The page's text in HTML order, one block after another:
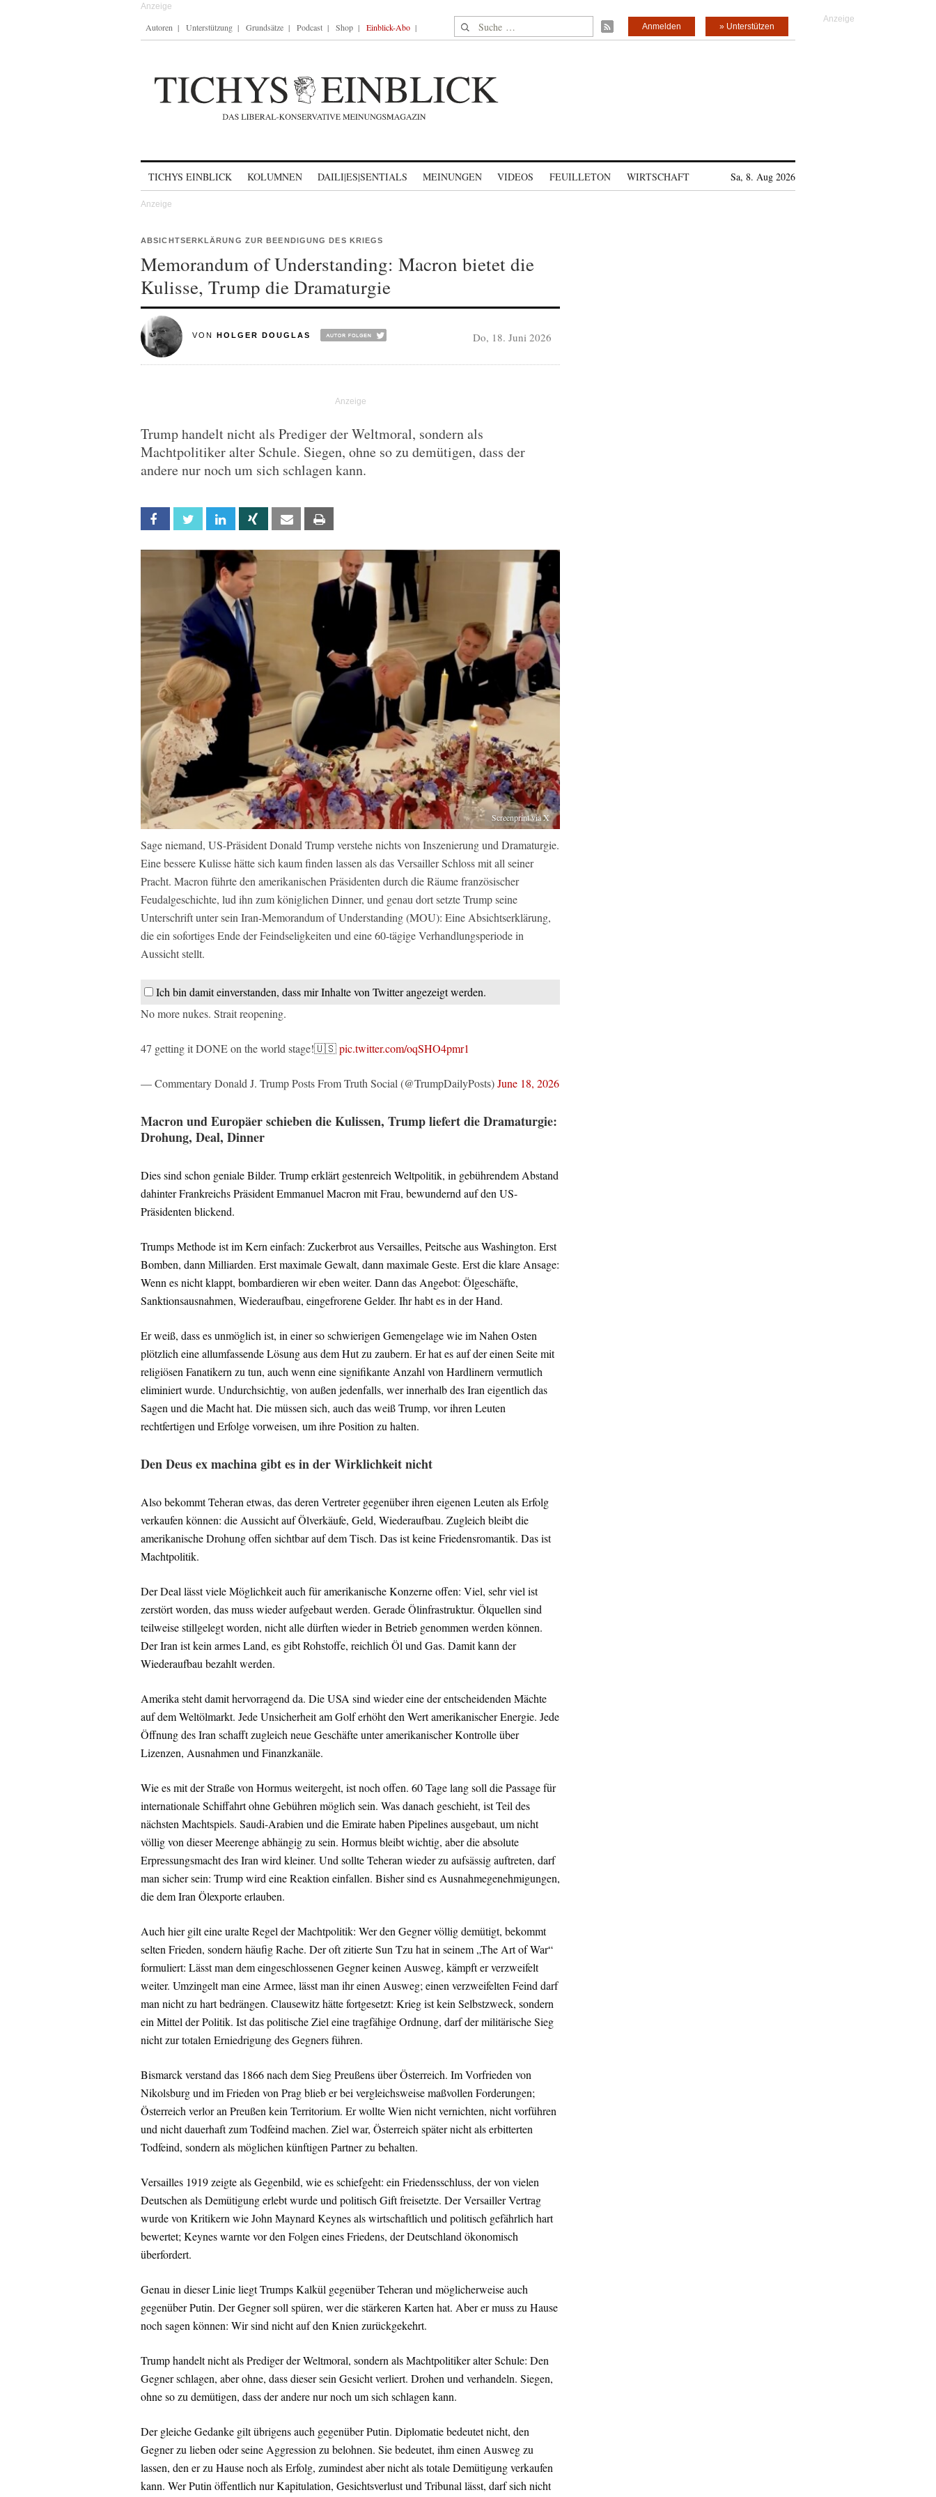
Autoren Unterstützung Grundsätze Podcast Shop Einblick-Abo Suche nach: » Unterstützen
Anmelden
TICHYS EINBLICK KOLUMNEN DAILI|ES|SENTIALS MEINUNGEN VIDEOS FEUILLETON WIRTSCHAFT Sa, 8. Aug 2026
ABSICHTSERKLÄRUNG ZUR BEENDIGUNG DES KRIEGS
Memorandum of Understanding: Macron bietet die
Kulisse, Trump die Dramaturgie
VON HOLGER DOUGLAS Do, 18. Juni 2026
Trump handelt nicht als Prediger der Weltmoral, sondern als
Machtpolitiker alter Schule. Siegen, ohne so zu demütigen, dass der
andere nur noch um sich schlagen kann.
Facebook Twitter Linkedin Xing Email
Screenprint via X
Sage niemand, US-Präsident Donald Trump verstehe nichts von Inszenierung und Dramaturgie.
Eine bessere Kulisse hätte sich kaum finden lassen als das Versailler Schloss mit all seiner
Pracht. Macron führte den amerikanischen Präsidenten durch die Räume französischer
Feudalgeschichte, lud ihn zum königlichen Dinner, und genau dort setzte Trump seine
Unterschrift unter sein Iran-Memorandum of Understanding (MOU): Eine Absichtserklärung,
die ein sofortiges Ende der Feindseligkeiten und eine 60-tägige Verhandlungsperiode in
Aussicht stellt.
Ich bin damit einverstanden, dass mir Inhalte von Twitter angezeigt werden.
No more nukes. Strait reopening.
47 getting it DONE on the world stage!🇺🇸pic.twitter.com/oqSHO4pmr1
— Commentary Donald J. Trump Posts From Truth Social (@TrumpDailyPosts)June 18, 2026
Macron und Europäer schieben die Kulissen, Trump liefert die Dramaturgie:
Drohung, Deal, Dinner
Dies sind schon geniale Bilder. Trump erklärt gestenreich Weltpolitik, in gebührendem Abstand
dahinter Frankreichs Präsident Emmanuel Macron mit Frau, bewundernd auf den US-
Präsidenten blickend.
Trumps Methode ist im Kern einfach: Zuckerbrot aus Versailles, Peitsche aus Washington. Erst
Bomben, dann Milliarden. Erst maximale Gewalt, dann maximale Geste. Erst die klare Ansage:
Wenn es nicht klappt, bombardieren wir eben weiter. Dann das Angebot: Ölgeschäfte,
Sanktionsausnahmen, Wiederaufbau, eingefrorene Gelder. Ihr habt es in der Hand.
Er weiß, dass es unmöglich ist, in einer so schwierigen Gemengelage wie im Nahen Osten
plötzlich eine allumfassende Lösung aus dem Hut zu zaubern. Er hat es auf der einen Seite mit
religiösen Fanatikern zu tun, auch wenn eine signifikante Anzahl von Hardlinern vermutlich
eliminiert wurde. Undurchsichtig, von außen jedenfalls, wer innerhalb des Iran eigentlich das
Sagen und die Macht hat. Die müssen sich, auch das weiß Trump, vor ihren Leuten
rechtfertigen und Erfolge vorweisen, um ihre Position zu halten.
Den Deus ex machina gibt es in der Wirklichkeit nicht
Also bekommt Teheran etwas, das deren Vertreter gegenüber ihren eigenen Leuten als Erfolg
verkaufen können: die Aussicht auf Ölverkäufe, Geld, Wiederaufbau. Zugleich bleibt die
amerikanische Drohung offen sichtbar auf dem Tisch. Das ist keine Friedensromantik. Das ist
Machtpolitik.
Der Deal lässt viele Möglichkeit auch für amerikanische Konzerne offen: Viel, sehr viel ist
zerstört worden, das muss wieder aufgebaut werden. Gerade Ölinfrastruktur. Ölquellen sind
teilweise stillgelegt worden, nicht alle dürften wieder in Betrieb genommen werden können.
Der Iran ist kein armes Land, es gibt Rohstoffe, reichlich Öl und Gas. Damit kann der
Wiederaufbau bezahlt werden.
Amerika steht damit hervorragend da. Die USA sind wieder eine der entscheidenden Mächte
auf dem Weltölmarkt. Jede Unsicherheit am Golf erhöht den Wert amerikanischer Energie. Jede
Öffnung des Iran schafft zugleich neue Geschäfte unter amerikanischer Kontrolle über
Lizenzen, Ausnahmen und Finanzkanäle.
Wie es mit der Straße von Hormus weitergeht, ist noch offen. 60 Tage lang soll die Passage für
internationale Schiffahrt ohne Gebühren möglich sein. Was danach geschieht, ist Teil des
nächsten Machtspiels. Saudi-Arabien und die Emirate haben Pipelines ausgebaut, um nicht
völlig von dieser Meerenge abhängig zu sein. Hormus bleibt wichtig, aber die absolute
Erpressungsmacht des Iran wird kleiner. Und sollte Teheran wieder zu aufsässig auftreten, darf
man sicher sein: Trump wird eine Reaktion einfallen. Bisher sind es Ausnahmegenehmigungen,
die dem Iran Ölexporte erlauben.
Auch hier gilt eine uralte Regel der Machtpolitik: Wer den Gegner völlig demütigt, bekommt
selten Frieden, sondern häufig Rache. Der oft zitierte Sun Tzu hat in seinem „The Art of War“
formuliert: Lässt man dem eingeschlossenen Gegner keinen Ausweg, kämpft er verzweifelt
weiter. Umzingelt man eine Armee, lässt man ihr einen Ausweg; einen verzweifelten Feind darf
man nicht zu hart bedrängen. Clausewitz hätte fortgesetzt: Krieg ist kein Selbstzweck, sondern
ein Mittel der Politik. Ist das politische Ziel eine tragfähige Ordnung, darf der militärische Sieg
nicht zur totalen Erniedrigung des Gegners führen.
Bismarck verstand das 1866 nach dem Sieg Preußens über Österreich. Im Vorfrieden von
Nikolsburg und im Frieden von Prag blieb er bei vergleichsweise maßvollen Forderungen;
Österreich verlor an Preußen kein Territorium. Er wollte Wien nicht vernichten, nicht vorführen
und nicht dauerhaft zum Todfeind machen. Ziel war, Österreich später nicht als erbitterten
Todfeind, sondern als möglichen künftigen Partner zu behalten.
Versailles 1919 zeigte als Gegenbild, wie es schiefgeht: ein Friedensschluss, der von vielen
Deutschen als Demütigung erlebt wurde und politisch Gift freisetzte. Der Versailler Vertrag
wurde von Kritikern wie John Maynard Keynes als wirtschaftlich und politisch gefährlich hart
bewertet; Keynes warnte vor den Folgen eines Friedens, der Deutschland ökonomisch
überfordert.
Genau in dieser Linie liegt Trumps Kalkül gegenüber Teheran und möglicherweise auch
gegenüber Putin. Der Gegner soll spüren, wer die stärkeren Karten hat. Aber er muss zu Hause
noch sagen können: Wir sind nicht auf den Knien zurückgekehrt.
Trump handelt nicht als Prediger der Weltmoral, sondern als Machtpolitiker alter Schule: Den
Gegner schlagen, aber ohne, dass dieser sein Gesicht verliert. Drohen und verhandeln. Siegen,
ohne so zu demütigen, dass der andere nur noch um sich schlagen kann.
Der gleiche Gedanke gilt übrigens auch gegenüber Putin. Diplomatie bedeutet nicht, den
Gegner zu lieben oder seine Aggression zu belohnen. Sie bedeutet, ihm einen Ausweg zu
lassen, den er zu Hause noch als Erfolg, zumindest aber nicht als totale Demütigung verkaufen
kann. Wer Putin öffentlich nur Kapitulation, Gesichtsverlust und Tribunal lässt, darf sich nicht